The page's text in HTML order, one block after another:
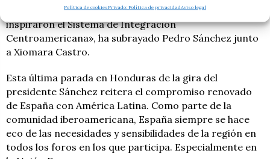
Política de cookiesPrivado: Política de privacidadAviso legal
democracia y el desarrollo. Los principios que
inspiraron el Sistema de Integración
Centroamericana», ha subrayado Pedro Sánchez junto
a Xiomara Castro.
Esta última parada en Honduras de la gira del
presidente Sánchez reitera el compromiso renovado
de España con América Latina. Como parte de la
comunidad iberoamericana, España siempre se hace
eco de las necesidades y sensibilidades de la región en
todos los foros en los que participa. Especialmente en